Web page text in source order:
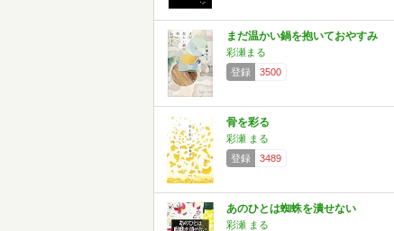
まだ温かい鍋を抱いておやすみ
彩瀬まる
登録
3500
骨を彩る
彩瀬 まる
登録
3489
あのひとは蜘蛛を潰せない
彩瀬 まる